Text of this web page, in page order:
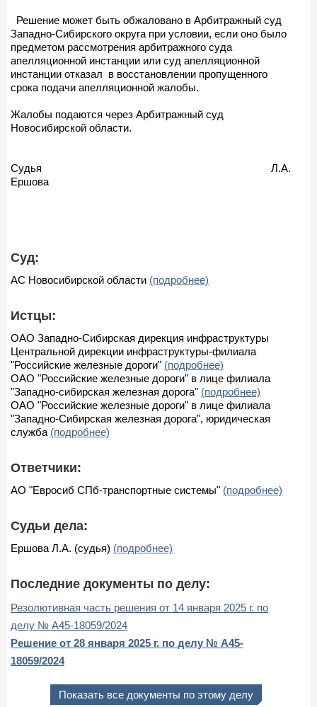
Решение может быть обжаловано в Арбитражный суд
Западно-Сибирского округа при условии, если оно было
предметом рассмотрения арбитражного суда
апелляционной инстанции или суд апелляционной
инстанции отказал в восстановлении пропущенного
срока подачи апелляционной жалобы.
Жалобы подаются через Арбитражный суд
Новосибирской области.
Судья Л.А.
Ершова
Суд:
АС Новосибирской области (подробнее)
Истцы:
ОАО Западно-Сибирская дирекция инфраструктуры
Центральной дирекции инфраструктуры-филиала
"Российские железные дороги" (подробнее)
ОАО "Российские железные дороги" в лице филиала
"Западно-сибирская железная дорога" (подробнее)
ОАО "Российские железные дороги" в лице филиала
"Западно-Сибирская железная дорога", юридическая
служба (подробнее)
Ответчики:
АО "Евросиб СПб-транспортные системы" (подробнее)
Судьи дела:
Ершова Л.А. (судья) (подробнее)
Последние документы по делу:
Резолютивная часть решения от 14 января 2025 г. по
делу № А45-18059/2024
Решение от 28 января 2025 г. по делу № А45-
18059/2024
Показать все документы по этому делу